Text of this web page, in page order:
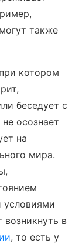
также
котором
беседует с
осознает
на
мира.
условиями
в
, то есть у